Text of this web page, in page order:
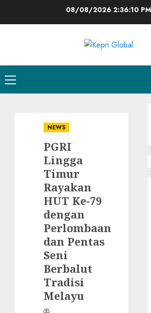
08/08/20262:36:11 PM
Primary
Menu
NEWS
PGRI
Lingga
Timur
Rayakan
HUT Ke-79
dengan
Perlombaan
dan Pentas
Seni
Berbalut
Tradisi
Melayu